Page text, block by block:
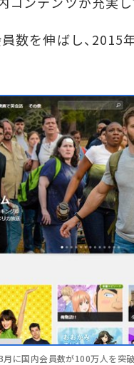
数を伸ばし、2015
に国内会員数が100万人を突